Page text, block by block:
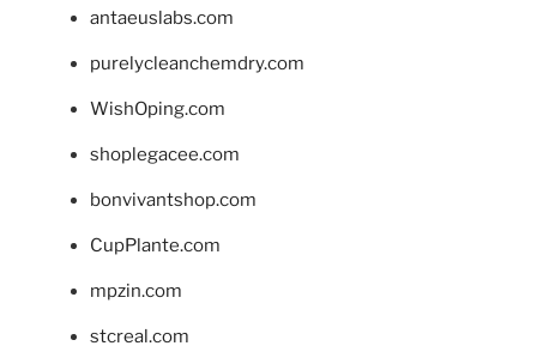
antaeuslabs.com
purelycleanchemdry.com
WishOping.com
shoplegacee.com
bonvivantshop.com
CupPlante.com
mpzin.com
stcreal.com